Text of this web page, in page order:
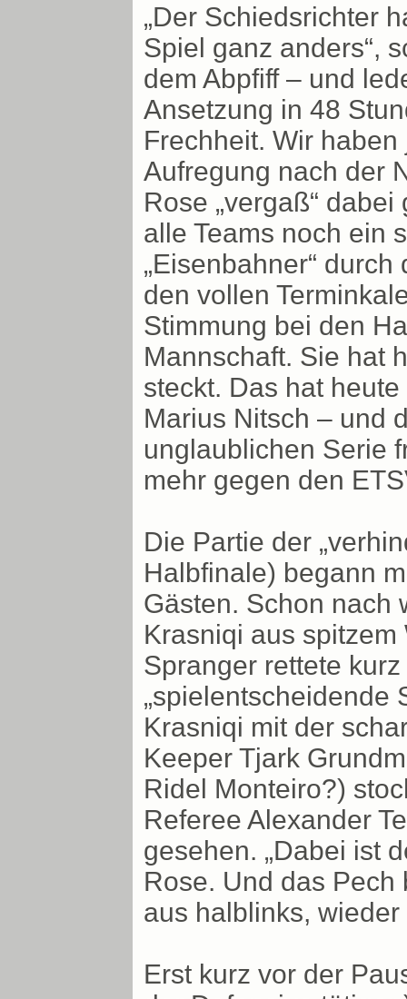
„Der Schiedsrichter
Spiel ganz anders“,
dem Abpfiff – und
Ansetzung in 48
Frechheit. Wir
Aufregung nach der
Rose „vergaß“
alle Teams noch ein
„Eisenbahner“
den vollen
Stimmung bei den
Mannschaft. Sie hat
steckt. Das hat
Marius Nitsch – und
unglaublichen Serie
mehr gegen den
Die Partie der
Halbfinale) begann
Gästen. Schon nach
Krasniqi aus
Spranger rettete
„spielentscheidende
Krasniqi mit der
Keeper Tjark
Ridel Monteiro?)
Referee Alexander
gesehen. „Dabei ist
Rose. Und das Pech
aus halblinks,
Erst kurz vor der